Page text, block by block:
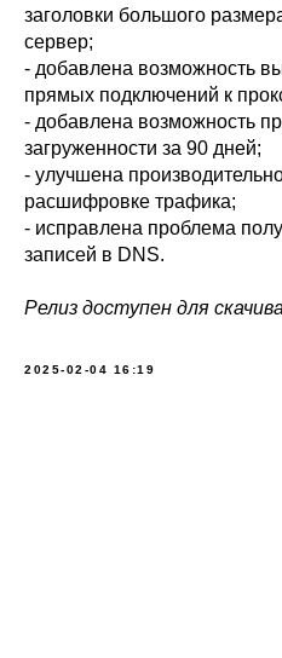
заголовки большого
сервер;
- добавлена возможность
прямых подключений к
- добавлена возможность
загруженности за 90 дней;
- улучшена
расшифровке трафика;
- исправлена проблема
записей в DNS.
Релиз доступен для
2025-02-04 16:19